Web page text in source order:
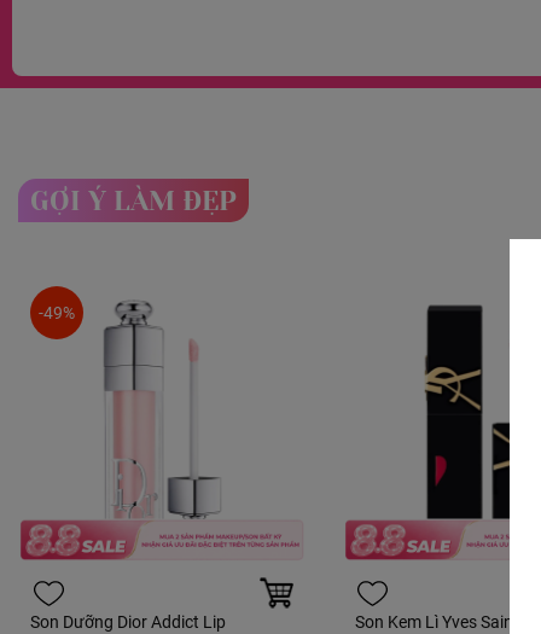
GỢI Ý LÀM ĐẸP
-49%
Son Dưỡng Dior Addict Lip
Son Kem Lì Yves Saint